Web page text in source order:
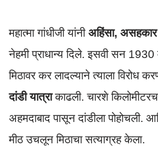
महात्मा गांधीजी यांनीअहिंसा,
नेहमी प्राधान्य दिले. इसवी सन
मिठावर कर लादल्याने त्याला विरोध
दांडी यात्राकाढली. चारशे
अहमदाबाद पासून दांडीला पोहोचली.
मीठ उचलून मिठाचा सत्याग्रह केला.